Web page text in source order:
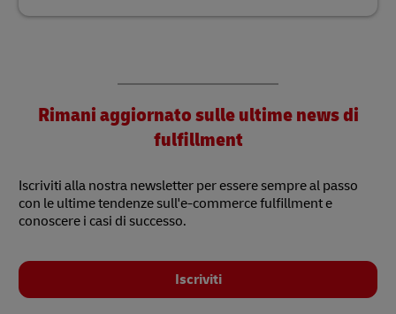
Rimani aggiornato sulle ultime news di
fulfillment
Iscriviti alla nostra newsletter per essere sempre al passo
con le ultime tendenze sull'e-commerce fulfillment e
conoscere i casi di successo.
Iscriviti